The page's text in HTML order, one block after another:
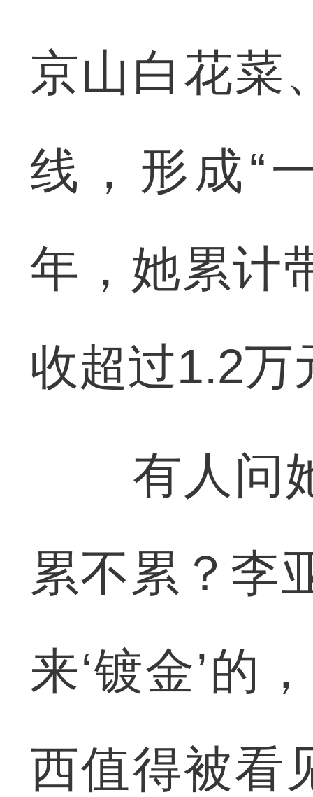
京山白花菜
线，形成“
年，她累计
收超过1.2万
有人问她
累不累？李
来‘镀金’的
西值得被看